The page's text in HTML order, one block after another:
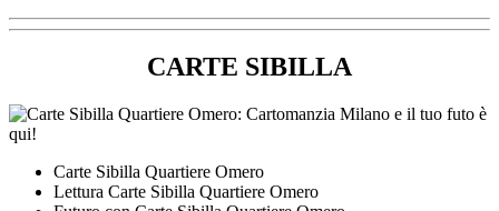
CARTE SIBILLA
Carte Sibilla Quartiere Omero
Lettura Carte Sibilla Quartiere Omero